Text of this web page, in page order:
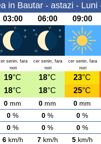
in Bautar - astazi - Luni
03:00 06:00 09:00
senin, fara
nori
cer senin, fara
nori
cer senin, fara
nori
19°C 18°C 23°C
18°C 18°C 25°C
0 mm 0 mm 0 mm
0 % 0 % 0 %
0 % 0 % 0 %
6km/h 7km/h 5km/h